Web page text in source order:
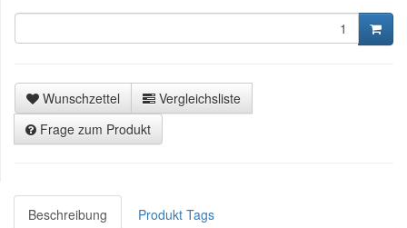
Wunschzettel
Vergleichsliste
Frage zum Produkt
Beschreibung Produkt Tags